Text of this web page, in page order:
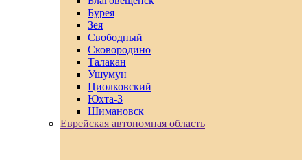
Бурея
Зея
Свободный
Сковородино
Талакан
Ушумун
Циолковский
Юхта-3
Шимановск
Еврейская автономная область